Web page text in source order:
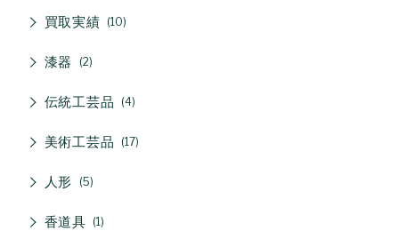
買取実績 10
漆器 2
伝統工芸品 4
美術工芸品 17
人形 5
香道具 1